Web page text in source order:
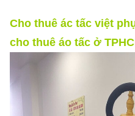
Cho thuê ác tấc việt
cho thuê áo tấc ở